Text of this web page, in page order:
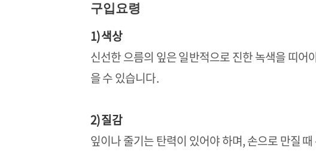
구입요령
1) 색상
신선한 으름의 잎은 일반적으로 진한 녹색을 띠
을 수 있습니다.
2) 질감
잎이나 줄기는 탄력이 있어야 하며, 손으로 만질